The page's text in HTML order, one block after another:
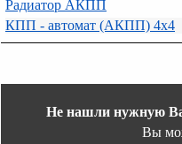
Радиатор АКПП
КПП - автомат (АКПП) 4х4
Не нашли нужную
Вы